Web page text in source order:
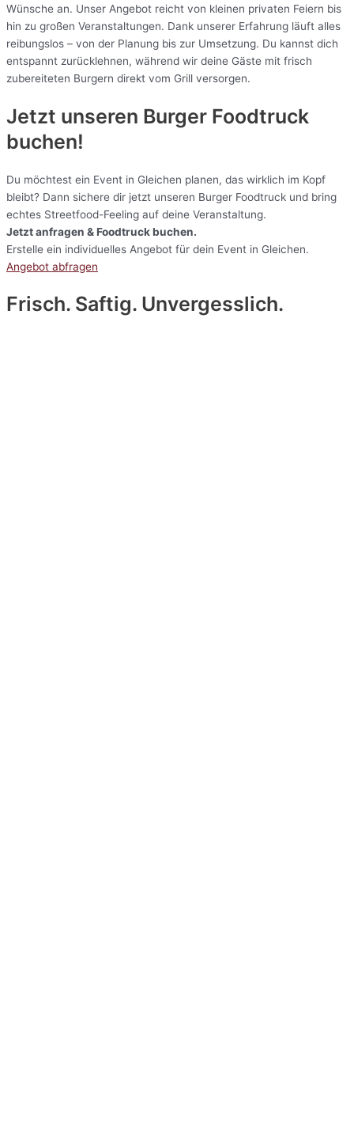
Wünsche an. Unser Angebot reicht von kleinen privaten Feiern bis
hin zu großen Veranstaltungen. Dank unserer Erfahrung läuft alles
reibungslos – von der Planung bis zur Umsetzung. Du kannst dich
entspannt zurücklehnen, während wir deine Gäste mit frisch
zubereiteten Burgern direkt vom Grill versorgen.
Jetzt unseren Burger Foodtruck
buchen!
Du möchtest ein Event in Gleichen planen, das wirklich im Kopf
bleibt? Dann sichere dir jetzt unseren Burger Foodtruck und bring
echtes Streetfood-Feeling auf deine Veranstaltung.
Jetzt anfragen & Foodtruck buchen.
Erstelle ein individuelles Angebot für dein Event in Gleichen.
Angebot abfragen
Frisch. Saftig. Unvergesslich.